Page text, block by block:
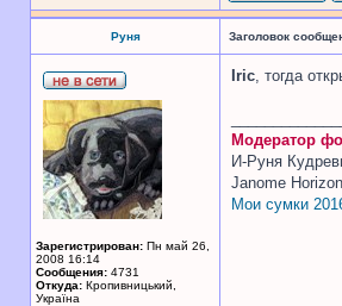
Руня Заголовок
Зарегистрирован: Пн май 26,
2008 16:14
Сообщения: 4731
Откуда: Кропивницький,
Україна
Iric, тогда
Модератор
И-Руня
Janome
Мои сумки